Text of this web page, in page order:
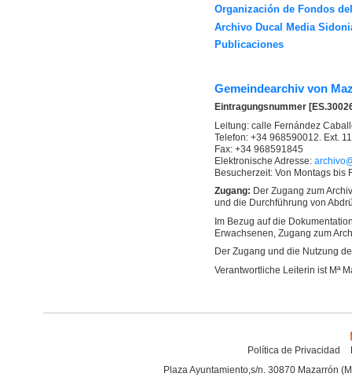
Organización de Fondos
Archivo Ducal Media
Publicaciones
Gemeindearchiv von
Eintragungsnummer
Leitung: calle Fernández
Telefon: +34 968590012. Ext.
Fax: +34 968591845
Elektronische Adresse:
Besucherzeit: Von Montags bis
Zugang: Der Zugang zum
und die Durchführung von
Im Bezug auf die
Erwachsenen, Zugang zum
Der Zugang und die Nutzung
Verantwortliche Leiterin ist Mª
Política de Privacidad
Plaza Ayuntamiento,s/n. 30870 Mazarrón